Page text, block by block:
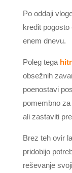
Po oddaji
kredit
enem dnevu.
Poleg tega
obsežnih
poenostavi
pomembno
ali zastaviti
Brez teh ovir
pridobijo
reševanje